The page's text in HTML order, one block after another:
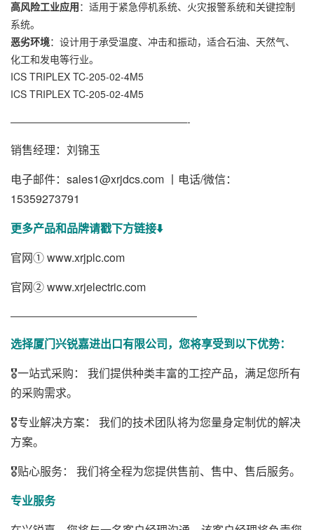
高风险工业应用：适用于紧急停机系统、火灾报警系统和关键控制
系统。
恶劣环境：设计用于承受温度、冲击和振动，适合石油、天然气、
化工和发电等行业。
ICS TRIPLEX TC-205-02-4M5
ICS TRIPLEX TC-205-02-4M5
——————————————————-
销售经理：刘锦玉
电子邮件：sales1@xrjdcs.com 丨电话/微信：
15359273791
更多产品和品牌请戳下方链接⬇️
官网①www.xrjplc.com
官网②www.xrjelectric.com
———————————————————
选择厦门兴锐嘉进出口有限公司，您将享受到以下优势：
🎖️一站式采购： 我们提供种类丰富的工控产品，满足您所有
的采购需求。
🎖️专业解决方案： 我们的技术团队将为您量身定制优的解决
方案。
🎖️贴心服务： 我们将全程为您提供售前、售中、售后服务。
专业服务